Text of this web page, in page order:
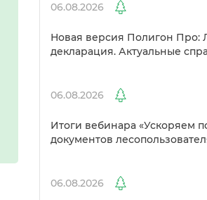
06.08.2026
Новая версия Полигон Про:
декларация. Актуальные
06.08.2026
Итоги вебинара «Ускоряем
документов
06.08.2026